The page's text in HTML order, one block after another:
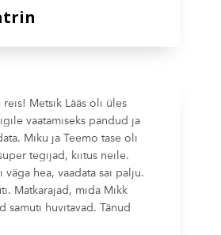
Metsik Lääs oli üles
vaatamiseks pandud ja
Miku ja Teemo tase oli
tegijad, kiitus neile.
väga hea, vaadata sai palju.
Matkarajad, mida Mikk
samuti huvitavad. Tänud